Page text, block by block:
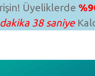
Üyeliklerde
37 saniye